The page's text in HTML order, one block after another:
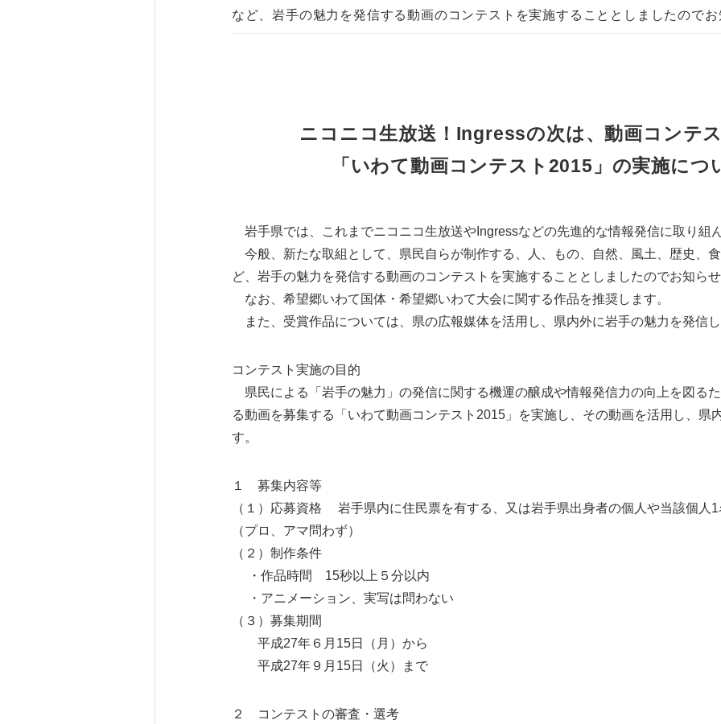
など、岩手の魅力を発信する動画のコンテストを実施することとしましたのでお
ニコニコ生放送！Ingressの次は、動画コンテス
「いわて動画コンテスト2015」の実施につ
岩手県では、これまでニコニコ生放送やIngressなどの先進的な情報発信に取り組
今般、新たな取組として、県民自らが制作する、人、もの、自然、風土、歴史、
ど、岩手の魅力を発信する動画のコンテストを実施することとしましたのでお知らせ
なお、希望郷いわて国体・希望郷いわて大会に関する作品を推奨します。
また、受賞作品については、県の広報媒体を活用し、県内外に岩手の魅力を発信し
コンテスト実施の目的
県民による「岩手の魅力」の発信に関する機運の醸成や情報発信力の向上を図る
る動画を募集する「いわて動画コンテスト2015」を実施し、その動画を活用し、県
す。
１ 募集内容等
（１）応募資格 岩手県内に住民票を有する、又は岩手県出身者の個人や当該個人
（プロ、アマ問わず）
（２）制作条件
・作品時間 15秒以上５分以内
・アニメーション、実写は問わない
（３）募集期間
平成27年６月15日（月）から
平成27年９月15日（火）まで
２ コンテストの審査・選考